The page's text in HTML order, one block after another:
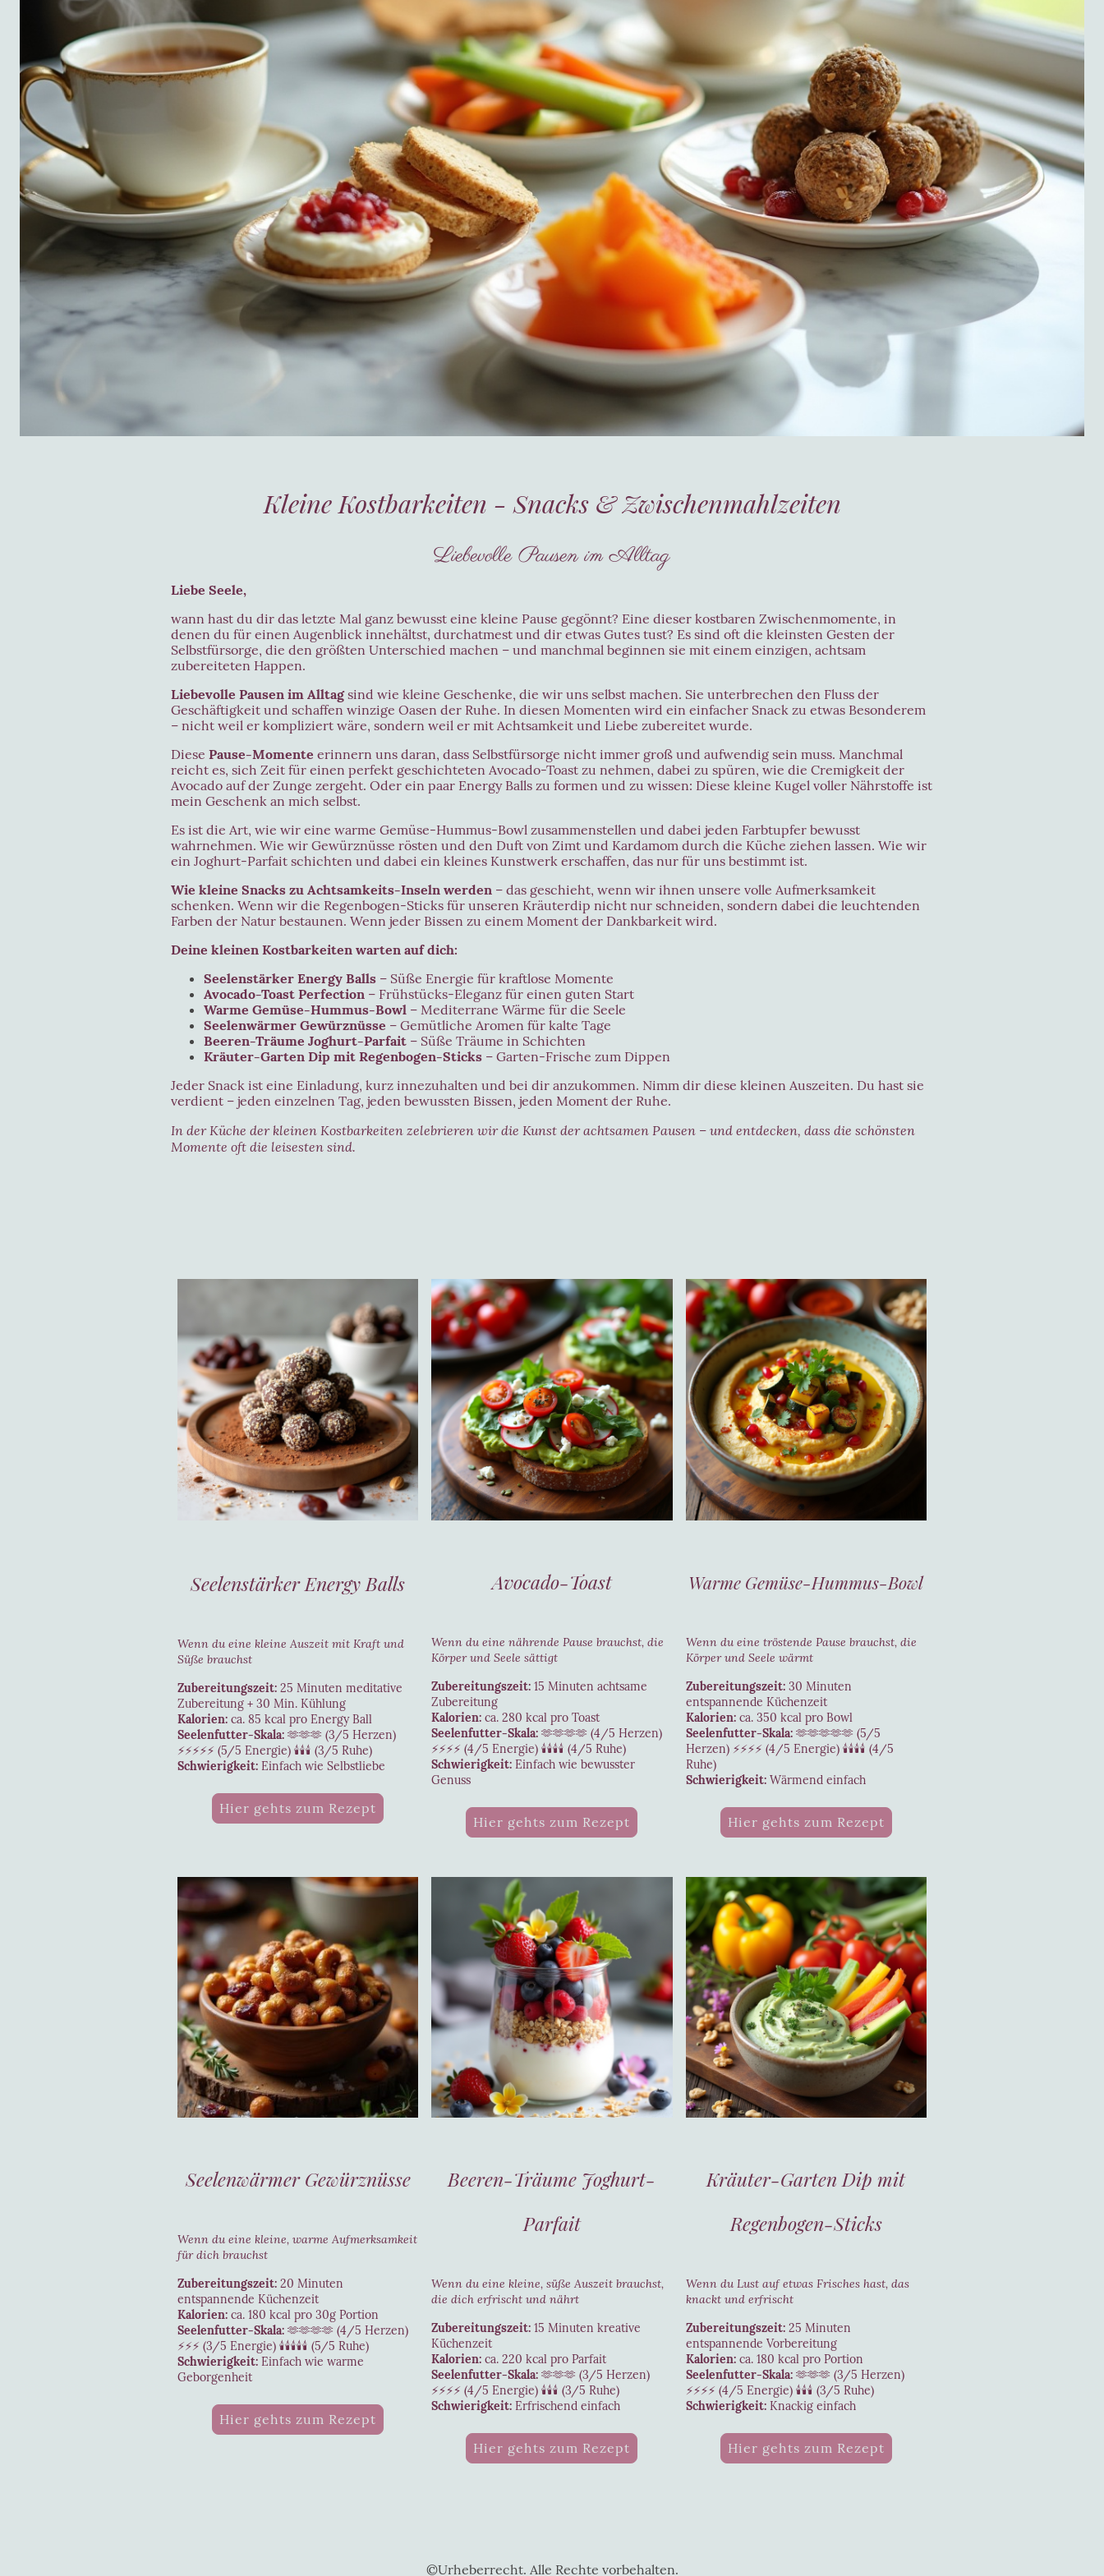
Kleine Kostbarkeiten - Snacks & Zwischenmahlzeiten
Liebevolle Pausen im Alltag
Liebe Seele,
wann hast du dir das letzte Mal ganz bewusst eine kleine Pause gegönnt? Eine dieser kostbaren Zwischenmomente, in
denen du für einen Augenblick innehältst, durchatmest und dir etwas Gutes tust? Es sind oft die kleinsten Gesten der
Selbstfürsorge, die den größten Unterschied machen – und manchmal beginnen sie mit einem einzigen, achtsam
zubereiteten Happen.
Liebevolle Pausen im Alltagsind wie kleine Geschenke, die wir uns selbst machen. Sie unterbrechen den Fluss der
Geschäftigkeit und schaffen winzige Oasen der Ruhe. In diesen Momenten wird ein einfacher Snack zu etwas Besonderem
– nicht weil er kompliziert wäre, sondern weil er mit Achtsamkeit und Liebe zubereitet wurde.
Diese Pause-Momente erinnern uns daran, dass Selbstfürsorge nicht immer groß und aufwendig sein muss. Manchmal
reicht es, sich Zeit für einen perfekt geschichteten Avocado-Toast zu nehmen, dabei zu spüren, wie die Cremigkeit der
Avocado auf der Zunge zergeht. Oder ein paar Energy Balls zu formen und zu wissen: Diese kleine Kugel voller Nährstoffe ist
mein Geschenk an mich selbst.
Es ist die Art, wie wir eine warme Gemüse-Hummus-Bowl zusammenstellen und dabei jeden Farbtupfer bewusst
wahrnehmen. Wie wir Gewürznüsse rösten und den Duft von Zimt und Kardamom durch die Küche ziehen lassen. Wie wir
ein Joghurt-Parfait schichten und dabei ein kleines Kunstwerk erschaffen, das nur für uns bestimmt ist.
Wie kleine Snacks zu Achtsamkeits-Inseln werden – das geschieht, wenn wir ihnen unsere volle Aufmerksamkeit
schenken. Wenn wir die Regenbogen-Sticks für unseren Kräuterdip nicht nur schneiden, sondern dabei die leuchtenden
Farben der Natur bestaunen. Wenn jeder Bissen zu einem Moment der Dankbarkeit wird.
Deine kleinen Kostbarkeiten warten auf dich:
Seelenstärker Energy Balls – Süße Energie für kraftlose Momente
Avocado-Toast Perfection – Frühstücks-Eleganz für einen guten Start
Warme Gemüse-Hummus-Bowl – Mediterrane Wärme für die Seele
Seelenwärmer Gewürznüsse – Gemütliche Aromen für kalte Tage
Beeren-Träume Joghurt-Parfait – Süße Träume in Schichten
Kräuter-Garten Dip mit Regenbogen-Sticks – Garten-Frische zum Dippen
Jeder Snack ist eine Einladung, kurz innezuhalten und bei dir anzukommen. Nimm dir diese kleinen Auszeiten. Du hast sie
verdient – jeden einzelnen Tag, jeden bewussten Bissen, jeden Moment der Ruhe.
In der Küche der kleinen Kostbarkeiten zelebrieren wir die Kunst der achtsamen Pausen – und entdecken, dass die schönsten
Momente oft die leisesten sind.
Seelenstärker Energy Balls
Wenn du eine kleine Auszeit mit Kraft und
Süße brauchst
Zubereitungszeit: 25 Minuten meditative
Zubereitung + 30 Min. Kühlung
Kalorien: ca. 85 kcal pro Energy Ball
Seelenfutter-Skala: 🫶🫶🫶 (3/5 Herzen)
⚡⚡⚡⚡⚡ (5/5 Energie) 🕯️🕯️🕯️ (3/5 Ruhe)
Schwierigkeit: Einfach wie Selbstliebe
Hier gehts zum Rezept
Avocado-Toast
Wenn du eine nährende Pause brauchst, die
Körper und Seele sättigt
Zubereitungszeit: 15 Minuten achtsame
Zubereitung
Kalorien: ca. 280 kcal pro Toast
Seelenfutter-Skala: 🫶🫶🫶🫶 (4/5 Herzen)
⚡⚡⚡⚡ (4/5 Energie) 🕯️🕯️🕯️🕯️ (4/5 Ruhe)
Schwierigkeit: Einfach wie bewusster
Genuss
Hier gehts zum Rezept
Warme Gemüse-Hummus-Bowl
Wenn du eine tröstende Pause brauchst, die
Körper und Seele wärmt
Zubereitungszeit:30 Minuten
entspannende Küchenzeit
Kalorien:ca. 350 kcal pro Bowl
Seelenfutter-Skala:🫶🫶🫶🫶🫶 (5/5
Herzen) ⚡⚡⚡⚡ (4/5 Energie) 🕯️🕯️🕯️🕯️ (4/5
Ruhe)
Schwierigkeit:Wärmend einfach
Hier gehts zum Rezept
Seelenwärmer Gewürznüsse
Wenn du eine kleine, warme Aufmerksamkeit
für dich brauchst
Zubereitungszeit: 20 Minuten
entspannende Küchenzeit
Kalorien: ca. 180 kcal pro 30g Portion
Seelenfutter-Skala: 🫶🫶🫶🫶 (4/5 Herzen)
⚡⚡⚡ (3/5 Energie) 🕯️🕯️🕯️🕯️🕯️ (5/5 Ruhe)
Schwierigkeit: Einfach wie warme
Geborgenheit
Hier gehts zum Rezept
Beeren-Träume Joghurt-
Parfait
Wenn du eine kleine, süße Auszeit brauchst,
die dich erfrischt und nährt
Zubereitungszeit: 15 Minuten kreative
Küchenzeit
Kalorien: ca. 220 kcal pro Parfait
Seelenfutter-Skala: 🫶🫶🫶 (3/5 Herzen)
⚡⚡⚡⚡ (4/5 Energie) 🕯️🕯️🕯️ (3/5 Ruhe)
Schwierigkeit: Erfrischend einfach
Hier gehts zum Rezept
Kräuter-Garten Dip mit
Regenbogen-Sticks
Wenn du Lust auf etwas Frisches hast, das
knackt und erfrischt
Zubereitungszeit:25 Minuten
entspannende Vorbereitung
Kalorien:ca. 180 kcal pro Portion
Seelenfutter-Skala:🫶🫶🫶 (3/5 Herzen)
⚡⚡⚡⚡ (4/5 Energie) 🕯️🕯️🕯️ (3/5 Ruhe)
Schwierigkeit:Knackig einfach
Hier gehts zum Rezept
©Urheberrecht. Alle Rechte vorbehalten.